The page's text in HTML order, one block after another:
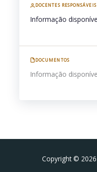
DOCENTES RESPONSÁVEIS
Informação
DOCUMENTOS
Informação
Copyright ©